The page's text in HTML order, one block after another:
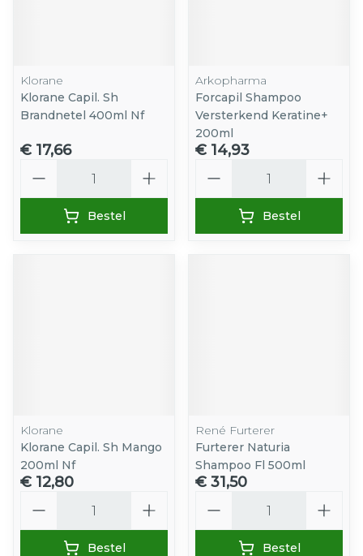
Klorane
Klorane Capil. Sh
Brandnetel 400ml Nf
€ 17,66
Bestel
Arkopharma
Forcapil Shampoo
Versterkend Keratine+
200ml
€ 14,93
Bestel
Klorane
Klorane Capil. Sh Mango
200ml Nf
€ 12,80
Bestel
René Furterer
Furterer Naturia
Shampoo Fl 500ml
€ 31,50
Bestel